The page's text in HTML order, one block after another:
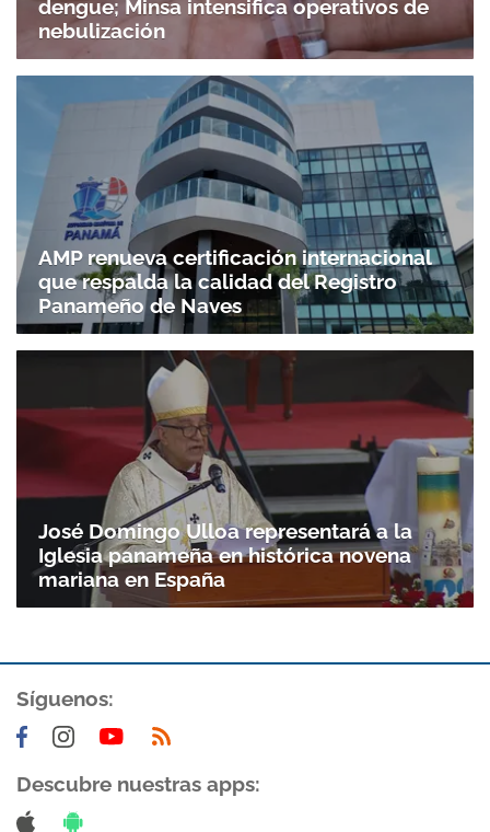
dengue; Minsa intensifica operativos de
nebulización
AMP renueva certificación internacional
que respalda la calidad del Registro
Panameño de Naves
José Domingo Ulloa representará a la
Iglesia panameña en histórica novena
mariana en España
Síguenos:
Descubre nuestras apps: